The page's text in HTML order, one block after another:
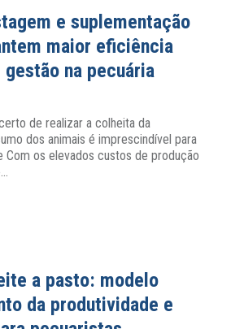
e suplementação
maior eficiência
na pecuária
de realizar a colheita da
dos animais é imprescindível para
Com os elevados custos de produção
…
a pasto: modelo
da produtividade e